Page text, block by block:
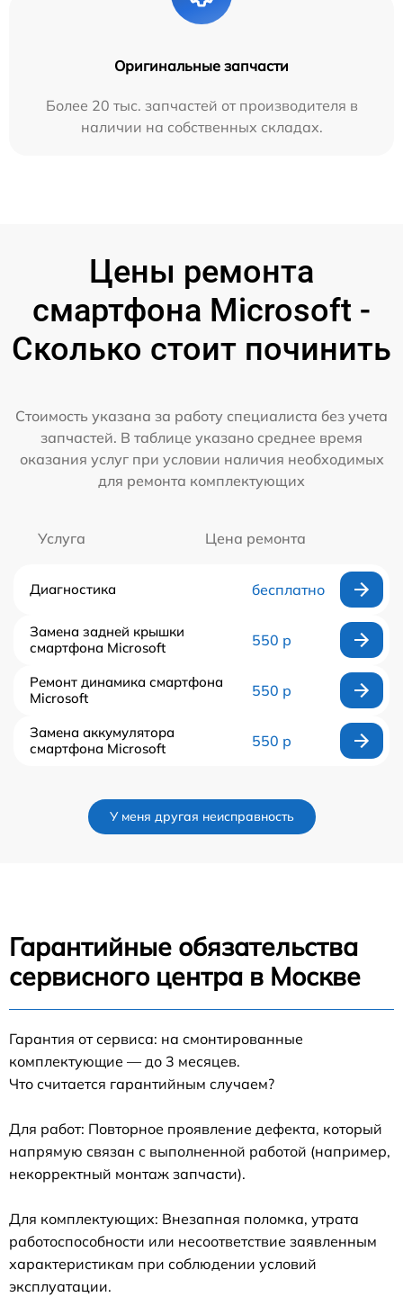
Оригинальные запчасти
Более 20 тыс. запчастей от производителя в
наличии на собственных складах.
Цены ремонта
смартфона Microsoft -
Сколько стоит починить
Стоимость указана за работу специалиста без учета
запчастей. В таблице указано среднее время
оказания услуг при условии наличия необходимых
для ремонта комплектующих
Услуга Цена ремонта
Диагностика бесплатно
Замена задней крышки
смартфона Microsoft
550 р
Ремонт динамика смартфона
Microsoft
550 р
Замена аккумулятора
смартфона Microsoft
550 р
У меня другая неисправность
Гарантийные обязательства
сервисного центра в Москве
Гарантия от сервиса: на смонтированные
комплектующие — до 3 месяцев.
Что считается гарантийным случаем?
Для работ: Повторное проявление дефекта, который
напрямую связан с выполненной работой (например,
некорректный монтаж запчасти).
Для комплектующих: Внезапная поломка, утрата
работоспособности или несоответствие заявленным
характеристикам при соблюдении условий
эксплуатации.